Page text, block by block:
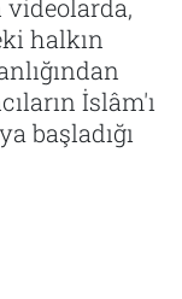
videolarda,
halkın
İslâm'ı
başladığı